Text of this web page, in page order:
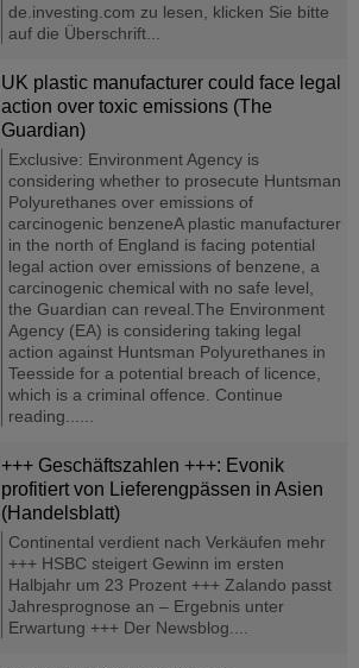
de.investing.com zu lesen, klicken Sie bitte
auf die Überschrift...
UK plastic manufacturer could face legal
action over toxic emissions (The
Guardian)
Exclusive: Environment Agency is
considering whether to prosecute Huntsman
Polyurethanes over emissions of
carcinogenic benzeneA plastic manufacturer
in the north of England is facing potential
legal action over emissions of benzene, a
carcinogenic chemical with no safe level,
the Guardian can reveal.The Environment
Agency (EA) is considering taking legal
action against Huntsman Polyurethanes in
Teesside for a potential breach of licence,
which is a criminal offence. Continue
reading......
+++ Geschäftszahlen +++: Evonik
profitiert von Lieferengpässen in Asien
(Handelsblatt)
Continental verdient nach Verkäufen mehr
+++ HSBC steigert Gewinn im ersten
Halbjahr um 23 Prozent +++ Zalando passt
Jahresprognose an – Ergebnis unter
Erwartung +++ Der Newsblog....